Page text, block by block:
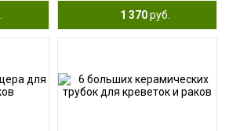
1 370руб.